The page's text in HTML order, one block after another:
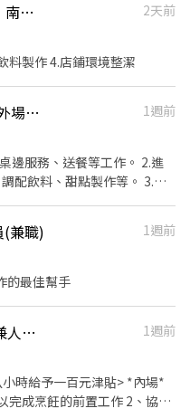
一
時收入約 220
狀況、排班配合及店內考核
安排；如經評估不適合店內
。 福利 生日禮金
👍 拾汣茶屋誠徵早晚班（長期）南陽/三重
2天前
料製作 4.店鋪環境整潔
👍 【北村豆腐家】萬華桂林店-外場計時
1週前
邊服務、送餐等工作。 2.進
配飲料、甜點製作等。 3.於
(兼職)
1週前
的最佳幫手
【段純貞-台北京站店】內外場兼人員#時薪$205~$270#加碼假日津貼可達時薪
1週前
予一百元津貼> *內場*
完成烹飪的前置工作 2、協助